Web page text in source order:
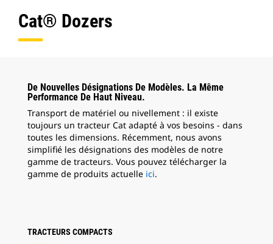
Cat® Dozers
De Nouvelles Désignations De Modèles. La Même
Performance De Haut Niveau.
Transport de matériel ou nivellement : il existe
toujours un tracteur Cat adapté à vos besoins - dans
toutes les dimensions. Récemment, nous avons
simplifié les désignations des modèles de notre
gamme de tracteurs. Vous pouvez télécharger la
gamme de produits actuelle ici.
TRACTEURS COMPACTS